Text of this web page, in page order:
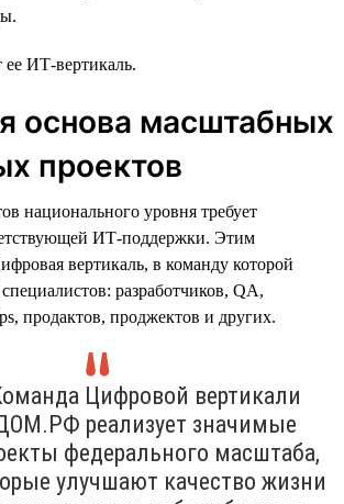
ее ИТ-вертикаль.
основа масштабных
проектов
национального уровня требует
ИТ-поддержки. Этим
вертикаль, в команду которой
разработчиков, QA,
продактов, проджектов и других.
Цифровой вертикали
реализует значимые
федерального масштаба,
улучшают качество жизни